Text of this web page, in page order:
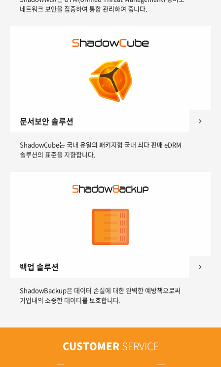
네트워크 보안을 집중하여 통합 관리하여 줍니다.
문서보안 솔루션
ShadowCube는 국내 유일의 패키지형 국내 최다 판매 eDRM
솔루션의 표준을 지향합니다.
백업 솔루션
ShadowBackup은 데이터 손실에 대한 완벽한 예방책으로써
기업내의 소중한 데이터를 보호합니다.
CUSTOMER SERVICE